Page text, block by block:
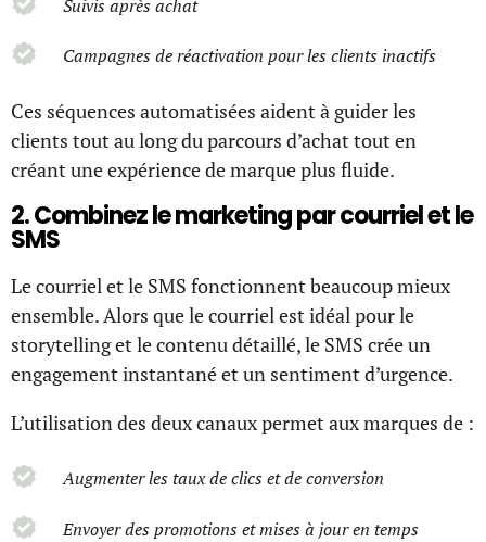
Suivis après achat
Campagnes de réactivation pour les clients inactifs
Ces séquences automatisées aident à guider les
clients tout au long du parcours d’achat tout en
créant une expérience de marque plus fluide.
2. Combinez le marketing par courriel et le
SMS
Le courriel et le SMS fonctionnent beaucoup mieux
ensemble. Alors que le courriel est idéal pour le
storytelling et le contenu détaillé, le SMS crée un
engagement instantané et un sentiment d’urgence.
L’utilisation des deux canaux permet aux marques de :
Augmenter les taux de clics et de conversion
Envoyer des promotions et mises à jour en temps